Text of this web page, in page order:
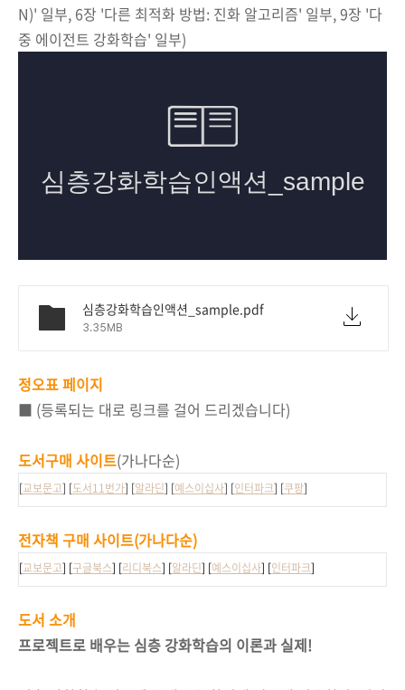
N)' 일부, 6장 '다른 최적화 방법: 진화 알고리즘' 일부, 9장 '다
중 에이전트 강화학습' 일부)
심층강화학습인액션_sample.pdf
3.35MB
정오표 페이지
■ (등록되는 대로 링크를 걸어 드리겠습니다)
도서구매 사이트(가나다순)
[교보문고] [도서11번가] [알라딘] [예스이십사] [인터파크] [쿠팡]
전자책 구매 사이트(가나다순)
[교보문고] [구글북스] [리디북스] [알라딘] [예스이십사] [인터파크]
도서 소개
프로젝트로 배우는 심층 강화학습의 이론과 실제!